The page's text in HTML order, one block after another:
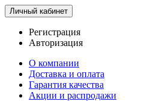
Личный кабинет
Регистрация
Авторизация
О компании
Доставка и оплата
Гарантия качества
Акции и распродажи